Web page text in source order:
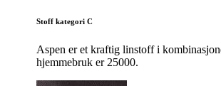
Stoff kategori C
Aspen er et kraftig linstoff i
hjemmebruk er 25000.